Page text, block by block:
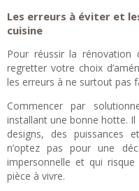
Les erreurs à éviter et
cuisine
Pour réussir la
regretter votre choix
les erreurs à ne surtout pas
Commencer par
installant une bonne hotte. Il
designs, des puissances
n’optez pas pour une
impersonnelle et qui
pièce à vivre.